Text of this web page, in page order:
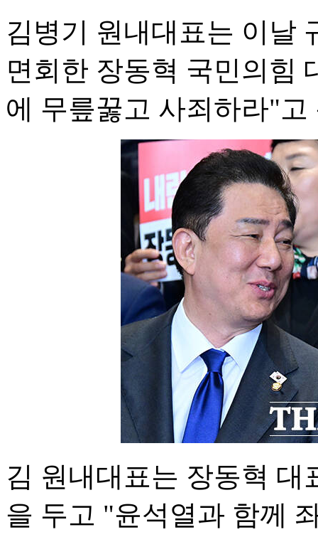
김병기 원내대표는 이날
면회한 장동혁 국민의힘
에 무릎꿇고 사죄하라"고
김 원내대표는 장동혁 대
을 두고 "윤석열과 함께